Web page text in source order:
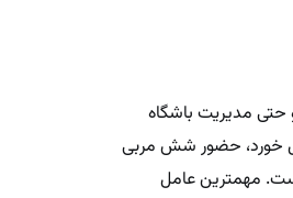
حتی مدیریت باشگاه
خورد، حضور شش مربی
مهمترین عامل